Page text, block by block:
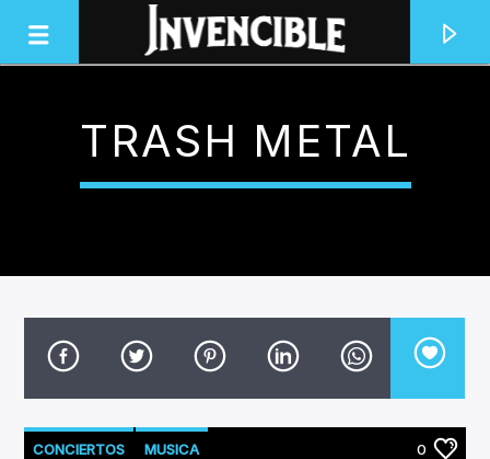
INVENCIBLE RADIO
JUNTOS SOMOS INVENCIBLES
TRASH METAL
CONCIERTOS MUSICA 0